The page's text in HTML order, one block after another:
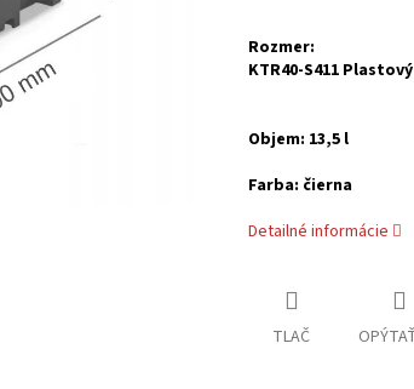
Rozmer:
KTR40-S411
Objem: 13,5 l
Farba: čierna
Detailné informácie
TLAČ